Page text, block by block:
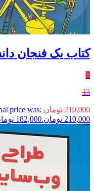
کتاب یک فنجان دانستنی 42
13
210,000 تومان price was:
210,000 تومان.
182,000